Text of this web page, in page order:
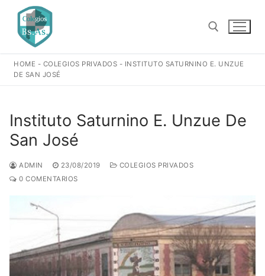
contenido
HOME - COLEGIOS PRIVADOS - INSTITUTO SATURNINO E. UNZUE
DE SAN JOSÉ
Instituto Saturnino E. Unzue De
San José
ADMIN 23/08/2019
COLEGIOS PRIVADOS
0 COMENTARIOS